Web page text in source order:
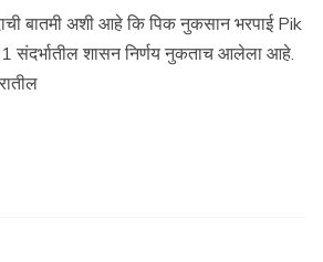
बातमी अशी आहे कि पिक नुकसान भरपाई Pik
शासन निर्णय नुकताच आलेला आहे.